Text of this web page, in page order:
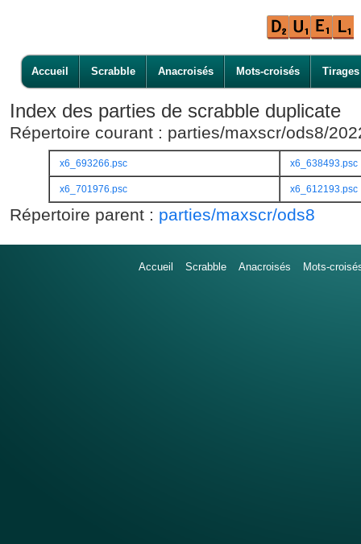
Accueil Scrabble Anacroisés Mots-croisés Tirages
Index des parties de scrabble duplicate
Répertoire courant : parties/maxscr/ods8/
x6_693266.psc x6_638493.psc
x6_701976.psc x6_612193.psc
Répertoire parent : parties/maxscr/ods8
Accueil Scrabble Anacroisés Mots-